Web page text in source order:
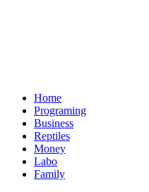
Home
Programing
Business
Reptiles
Money
Labo
Family